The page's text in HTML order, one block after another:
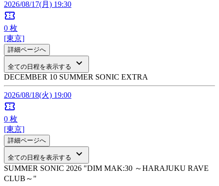
2026/08/17(月) 19:30
confirmation_number
0 枚
[東京]
詳細ページへ
全ての日程を表示する keyboard_arrow_down
DECEMBER 10 SUMMER SONIC EXTRA
2026/08/18(火) 19:00
confirmation_number
0 枚
[東京]
詳細ページへ
全ての日程を表示する keyboard_arrow_down
SUMMER SONIC 2026 "DIM MAK:30 ～HARAJUKU RAVE
CLUB～"